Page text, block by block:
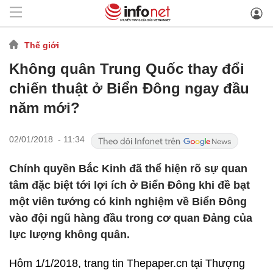
Thế giới
Không quân Trung Quốc thay đổi
chiến thuật ở Biển Đông ngay đầu
năm mới?
02/01/2018 - 11:34
Chính quyền Bắc Kinh đã thể hiện rõ sự quan
tâm đặc biệt tới lợi ích ở Biển Đông khi đề bạt
một viên tướng có kinh nghiệm về Biển Đông
vào đội ngũ hàng đầu trong cơ quan Đảng của
lực lượng không quân.
Hôm 1/1/2018, trang tin Thepaper.cn tại Thượng